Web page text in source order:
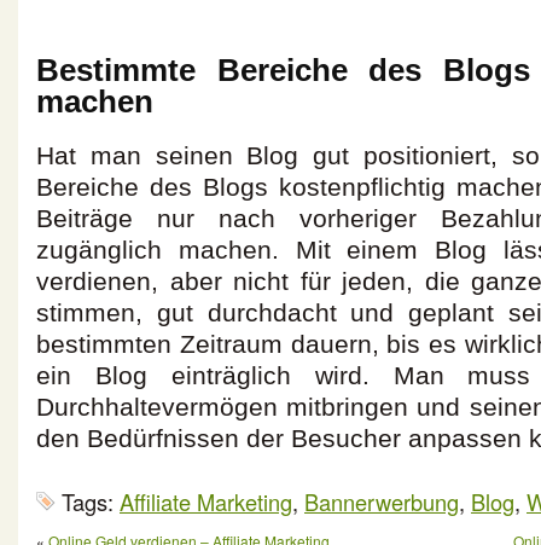
Bestimmte Bereiche des
machen
Hat man seinen Blog gut positioniert,
Bereiche des Blogs kostenpflichtig
Beiträge nur nach vorheriger
zugänglich machen. Mit einem Blog
verdienen, aber nicht für jeden, die
stimmen, gut durchdacht und geplant
bestimmten Zeitraum dauern, bis es
ein Blog einträglich wird. Man
Durchhaltevermögen mitbringen und
den Bedürfnissen der Besucher anpassen
Tags: Affiliate Marketing, Bannerwerbung, Blog,